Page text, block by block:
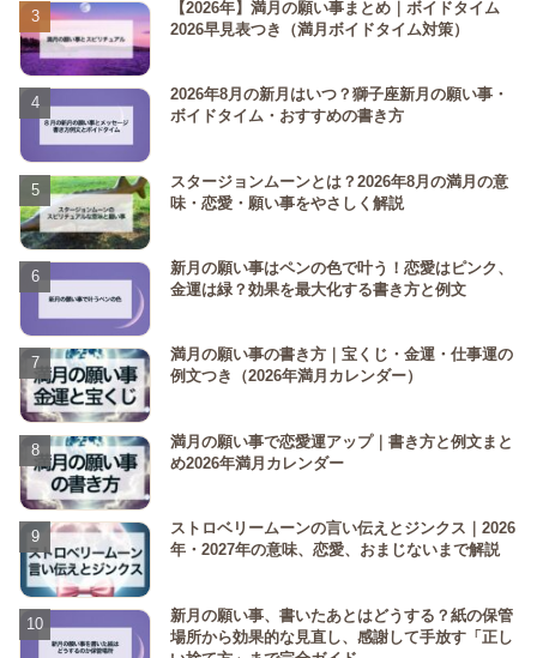
【2026年】満月の願い事まとめ｜ボイドタイム
2026早見表つき（満月ボイドタイム対策）
2026年8月の新月はいつ？獅子座新月の願い事・
ボイドタイム・おすすめの書き方
スタージョンムーンとは？2026年8月の満月の意
味・恋愛・願い事をやさしく解説
新月の願い事はペンの色で叶う！恋愛はピンク、
金運は緑？効果を最大化する書き方と例文
満月の願い事の書き方｜宝くじ・金運・仕事運の
例文つき（2026年満月カレンダー）
満月の願い事で恋愛運アップ｜書き方と例文まと
め2026年満月カレンダー
ストロベリームーンの言い伝えとジンクス｜2026
年・2027年の意味、恋愛、おまじないまで解説
新月の願い事、書いたあとはどうする？紙の保管
場所から効果的な見直し、感謝して手放す「正し